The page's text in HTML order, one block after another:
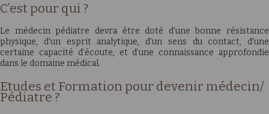
C’est pour qui ?
Le médecin pédiatre devra être doté d’une bonne résistance
physique, d’un esprit analytique, d’un sens du contact, d’une
certaine capacité d’écoute, et d’une connaissance approfondie
dans le domaine médical.
Etudes et Formation pour devenir médecin/
Pédiatre ?